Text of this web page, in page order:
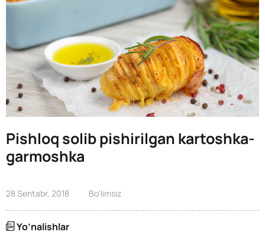
Pishloq solib pishirilgan kartoshka-
garmoshka
28 Sentabr, 2018 Bo'limsiz
Yo’nalishlar